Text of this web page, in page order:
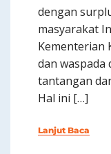
dengan
masyarakat
Kementerian
dan waspada
tantangan
Hal ini […]
Lanjut Baca